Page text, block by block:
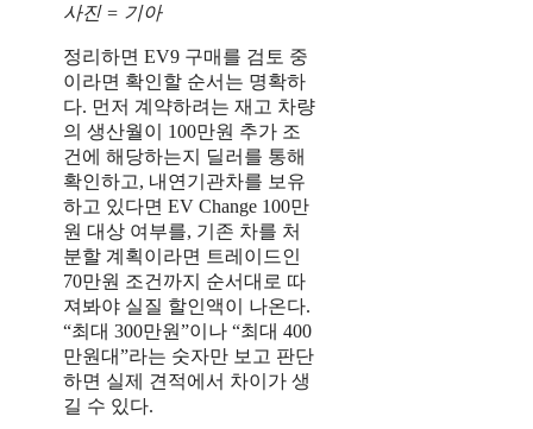
사진 = 기아
정리하면 EV9 구매를 검토 중
이라면 확인할 순서는 명확하
다. 먼저 계약하려는 재고 차량
의 생산월이 100만원 추가 조
건에 해당하는지 딜러를 통해
확인하고, 내연기관차를 보유
하고 있다면 EV Change 100만
원 대상 여부를, 기존 차를 처
분할 계획이라면 트레이드인
70만원 조건까지 순서대로 따
져봐야 실질 할인액이 나온다.
“최대 300만원”이나 “최대 400
만원대”라는 숫자만 보고 판단
하면 실제 견적에서 차이가 생
길 수 있다.